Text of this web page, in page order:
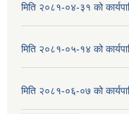
मिति २०८१-०४-३१ को
मिति २०८१-०५-१४ को
मिति २०८१-०६-०७ को